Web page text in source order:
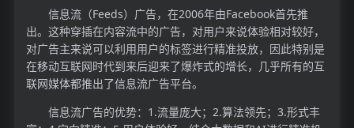
信息流（Feeds）广告，在2006年由Facebook首先推
出。这种穿插在内容流中的广告，对用户来说体验相对较好，
对广告主来说可以利用用户的标签进行精准投放，因此特别是
在移动互联网时代到来后迎来了爆炸式的增长，几乎所有的互
联网媒体都推出了信息流广告平台。
信息流广告的优势：1.流量庞大；2.算法领先；3.形式丰